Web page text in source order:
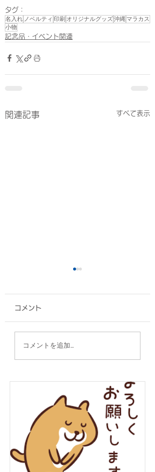
タグ：
名入れ ノベルティ 印刷 オリジナルグッズ沖縄 マラカス
小物
記念品・イベント関連
関連記事 すべて表示
扇子/陸上自衛隊 八重
瀬分屯地 様
コメント
コメントを追加…